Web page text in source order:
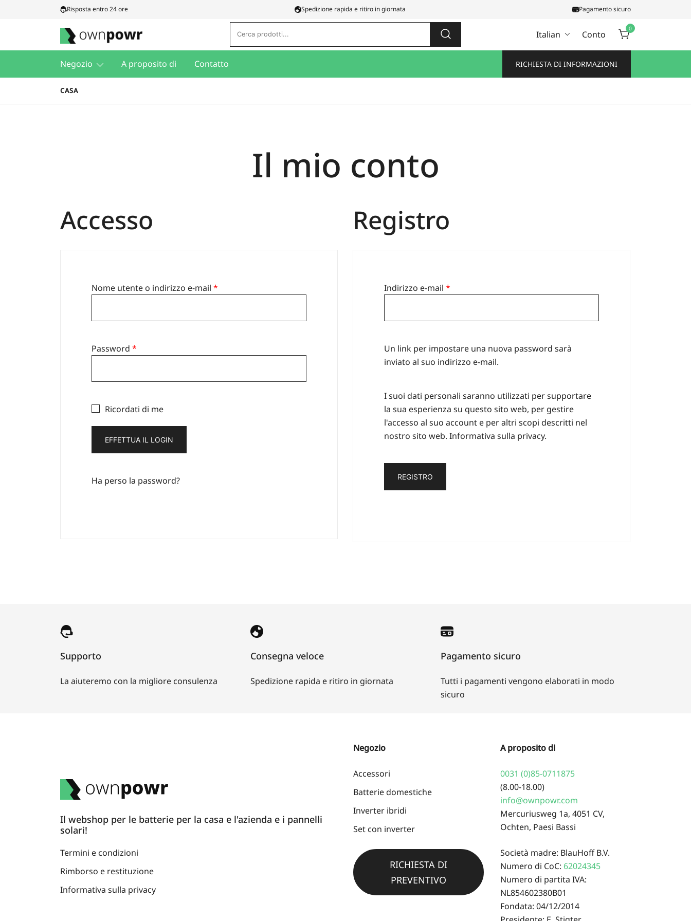
Risposta entro 24 ore Spedizione rapida e ritiro in giornata Pagamento sicuro
Ownpowr
Italian Conto
0
Negozio A proposito di Contatto RICHIESTA DI INFORMAZIONI
CASA
Il mio conto
Accesso
Nome utente o indirizzo e-mail *
Password *
Ricordati di me
EFFETTUA IL LOGIN
Ha perso la password?
Registro
Indirizzo e-mail *
Un link per impostare una nuova password sarà
inviato al suo indirizzo e-mail.
I suoi dati personali saranno utilizzati per supportare
la sua esperienza su questo sito web, per gestire
l'accesso al suo account e per altri scopi descritti nel
nostro sito web. Informativa sulla privacy.
REGISTRO
Supporto
La aiuteremo con la migliore consulenza
Consegna veloce
Spedizione rapida e ritiro in giornata
Pagamento sicuro
Tutti i pagamenti vengono elaborati in modo
sicuro
Il webshop per le batterie per la casa e l'azienda e i pannelli
solari!
Termini e condizioni
Rimborso e restituzione
Informativa sulla privacy
Negozio
Accessori
Batterie domestiche
Inverter ibridi
Set con inverter
RICHIESTA DI
PREVENTIVO
A proposito di
0031 (0)85-0711875
(8.00-18.00)
info@ownpowr.com
Mercuriusweg 1a, 4051 CV,
Ochten, Paesi Bassi
Società madre: BlauHoff B.V.
Numero di CoC: 62024345
Numero di partita IVA:
NL854602380B01
Fondata: 04/12/2014